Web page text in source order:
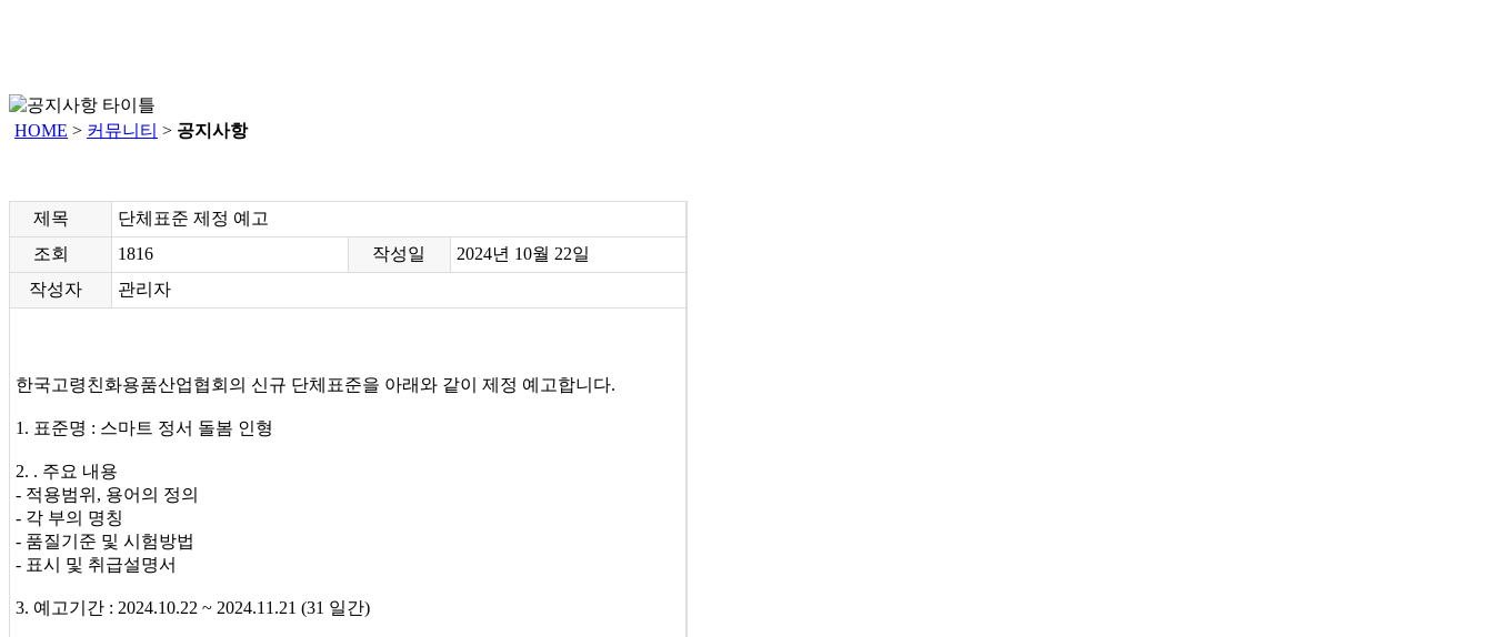
HOME > 커뮤니티 > 공지사항
제목
단체표준 제정 예고
조회
1816 작성일
2024년 10월 22일
작성자
관리자
한국고령친화용품산업협회의 신규 단체표준을 아래와 같이 제정 예고합니다.
1. 표준명 : 스마트 정서 돌봄 인형
2. . 주요 내용
- 적용범위, 용어의 정의
- 각 부의 명칭
- 품질기준 및 시험방법
- 표시 및 취급설명서
3. 예고기간 : 2024.10.22 ~ 2024.11.21 (31 일간)